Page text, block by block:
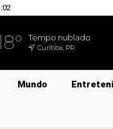
Tempo nublado
Curitiba, PR
Mundo